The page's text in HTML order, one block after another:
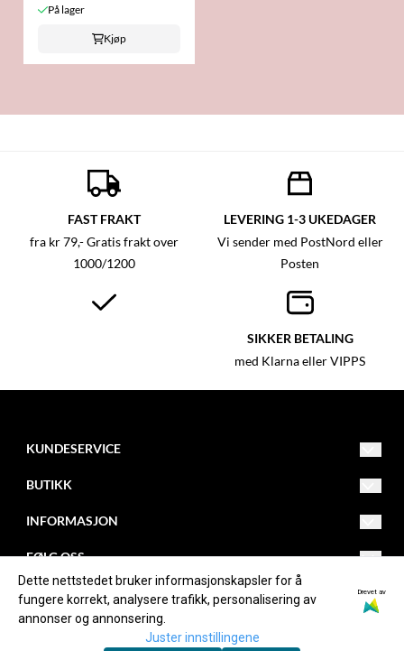
På lager
Kjøp
FAST FRAKT
fra kr 79,- Gratis frakt over
1000/1200
LEVERING 1-3 UKEDAGER
Vi sender med PostNord eller
Posten
SIKKER BETALING
med Klarna eller VIPPS
KUNDESERVICE
post@lykkeriet.no
Adresse: Olavsgata 9
6210 Valldal
BUTIKK
Opprett konto
Logg inn
INFORMASJON
Blogg
Nyhetsbrev
FØLG OSS
Facebook
Instagram
Dette nettstedet bruker informasjonskapsler for å
fungere korrekt, analysere trafikk, personalisering av
annonser og annonsering.
Drevet av
Juster innstillingene